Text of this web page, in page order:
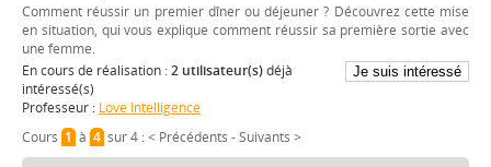
Comment réussir un premier dîner ou déjeuner ? Découvrez cette mise
en situation, qui vous explique comment réussir sa première sortie avec
une femme.
En cours de réalisation :2 utilisateur(s)déjà
intéressé(s)
Professeur : Love Intelligence
Cours 1à 4sur 4 :< Précédents -Suivants >